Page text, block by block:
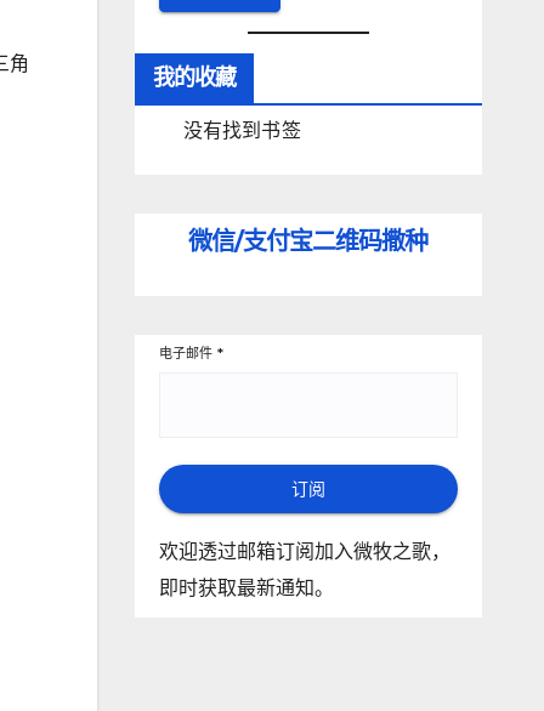
角
我的收藏
没有找到书签
微信/支付宝二维码撒种
电子邮件 *
订阅
欢迎透过邮箱订阅加入微牧之歌，
即时获取最新通知。